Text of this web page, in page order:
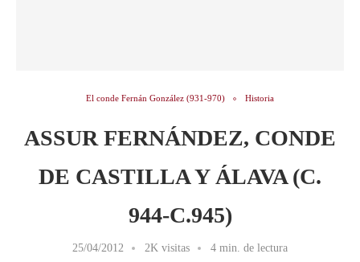
El conde Fernán González (931-970) Historia
ASSUR FERNÁNDEZ, CONDE
DE CASTILLA Y ÁLAVA (C.
944-C.945)
25/04/2012 2K visitas 4 min. de lectura